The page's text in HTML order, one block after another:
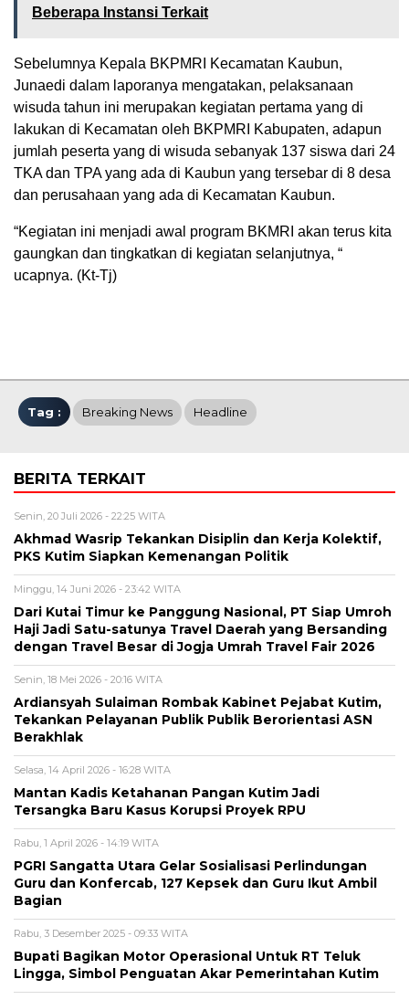
Beberapa Instansi Terkait
Sebelumnya Kepala BKPMRI Kecamatan Kaubun,
Junaedi dalam laporanya mengatakan, pelaksanaan
wisuda tahun ini merupakan kegiatan pertama yang di
lakukan di Kecamatan oleh BKPMRI Kabupaten, adapun
jumlah peserta yang di wisuda sebanyak 137 siswa dari 24
TKA dan TPA yang ada di Kaubun yang tersebar di 8 desa
dan perusahaan yang ada di Kecamatan Kaubun.
“Kegiatan ini menjadi awal program BKMRI akan terus kita
gaungkan dan tingkatkan di kegiatan selanjutnya, “
ucapnya. (Kt-Tj)
Tag : Breaking News Headline
BERITA TERKAIT
Senin, 20 Juli 2026 - 22:25 WITA
Akhmad Wasrip Tekankan Disiplin dan Kerja Kolektif,
PKS Kutim Siapkan Kemenangan Politik
Minggu, 14 Juni 2026 - 23:42 WITA
Dari Kutai Timur ke Panggung Nasional, PT Siap Umroh
Haji Jadi Satu-satunya Travel Daerah yang Bersanding
dengan Travel Besar di Jogja Umrah Travel Fair 2026
Senin, 18 Mei 2026 - 20:16 WITA
Ardiansyah Sulaiman Rombak Kabinet Pejabat Kutim,
Tekankan Pelayanan Publik Publik Berorientasi ASN
Berakhlak
Selasa, 14 April 2026 - 16:28 WITA
Mantan Kadis Ketahanan Pangan Kutim Jadi
Tersangka Baru Kasus Korupsi Proyek RPU
Rabu, 1 April 2026 - 14:19 WITA
PGRI Sangatta Utara Gelar Sosialisasi Perlindungan
Guru dan Konfercab, 127 Kepsek dan Guru Ikut Ambil
Bagian
Rabu, 3 Desember 2025 - 09:33 WITA
Bupati Bagikan Motor Operasional Untuk RT Teluk
Lingga, Simbol Penguatan Akar Pemerintahan Kutim